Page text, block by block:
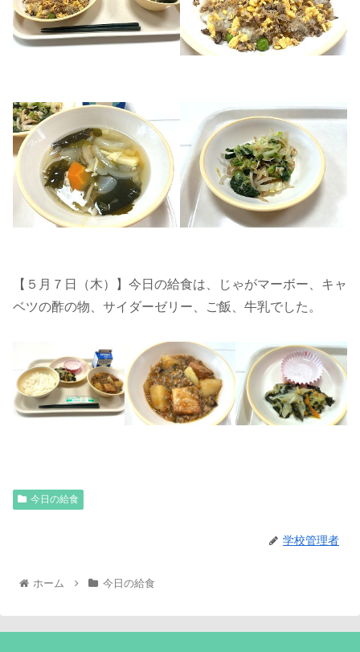
【５月７日（木）】今日の給食は、じゃがマーボー、キャ
ベツの酢の物、サイダーゼリー、ご飯、牛乳でした。
今日の給食
学校管理者
ホーム 今日の給食